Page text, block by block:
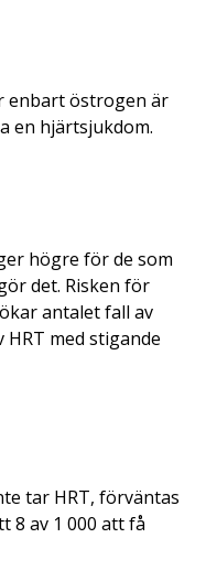
enbart östrogen är
en hjärtsjukdom.
högre för de som
det. Risken för
antalet fall av
med stigande
tar HRT, förväntas
8 av 1 000 att få